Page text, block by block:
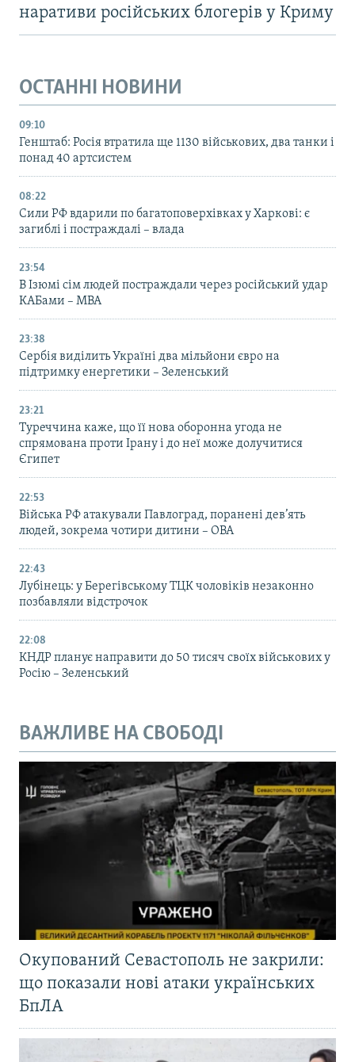
наративи російських блогерів у Криму
ОСТАННІ НОВИНИ
09:10
Генштаб: Росія втратила ще 1130 військових, два танки і
понад 40 артсистем
08:22
Сили РФ вдарили по багатоповерхівках у Харкові: є
загиблі і постраждалі – влада
23:54
В Ізюмі сім людей постраждали через російський удар
КАБами – МВА
23:38
Сербія виділить Україні два мільйони євро на
підтримку енергетики – Зеленський
23:21
Туреччина каже, що її нова оборонна угода не
спрямована проти Ірану і до неї може долучитися
Єгипет
22:53
Війська РФ атакували Павлоград, поранені дев’ять
людей, зокрема чотири дитини – ОВА
22:43
Лубінець: у Берегівському ТЦК чоловіків незаконно
позбавляли відстрочок
22:08
КНДР планує направити до 50 тисяч своїх військових у
Росію – Зеленський
ВАЖЛИВЕ НА СВОБОДІ
Окупований Севастополь не закрили:
що показали нові атаки українських
БпЛА